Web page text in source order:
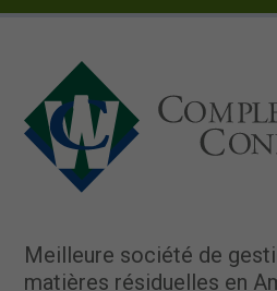
Meilleure société de
matières résiduelles en